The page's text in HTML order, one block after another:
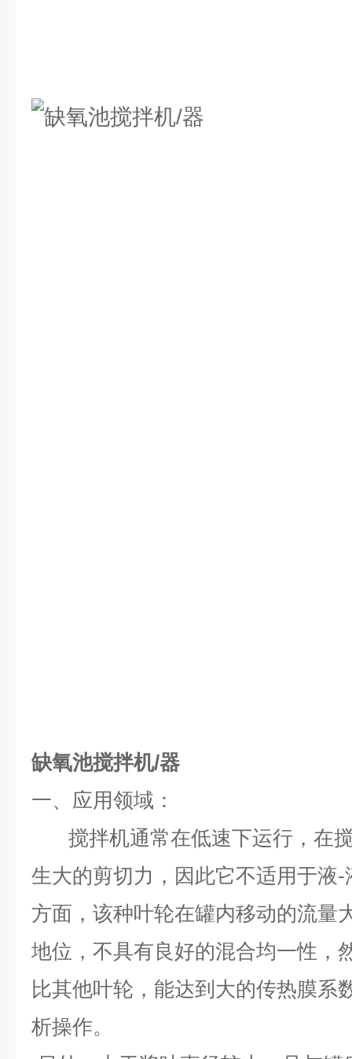
缺氧池搅拌机/器
一、 应用领域：
搅拌机通常在低速下运行，在
生大的剪切力，因此它不适用于液
方面，该种叶轮在罐内移动的流量
地位，不具有良好的混合均一性，
比其他叶轮，能达到大的传热膜系
析操作。